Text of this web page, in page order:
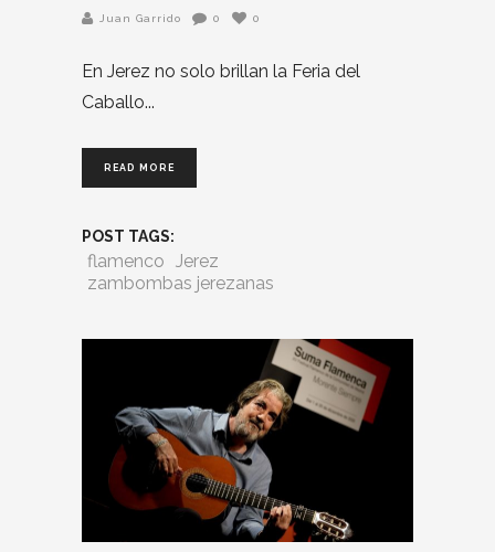
Juan Garrido 0 0
En Jerez no solo brillan la Feria del
Caballo
READ MORE
POST TAGS:
flamenco Jerez
zambombas jerezanas